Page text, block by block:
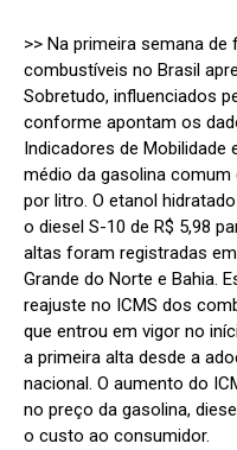
>> Na primeira semana
combustíveis no Brasil
Sobretudo, influenciados
conforme apontam os
Indicadores de Mobilidade
médio da gasolina comum
por litro. O etanol
o diesel S-10 de R$ 5,98
altas foram registradas
Grande do Norte e Bahia.
reajuste no ICMS dos
que entrou em vigor no
a primeira alta desde a
nacional. O aumento do
no preço da gasolina,
o custo ao consumidor.